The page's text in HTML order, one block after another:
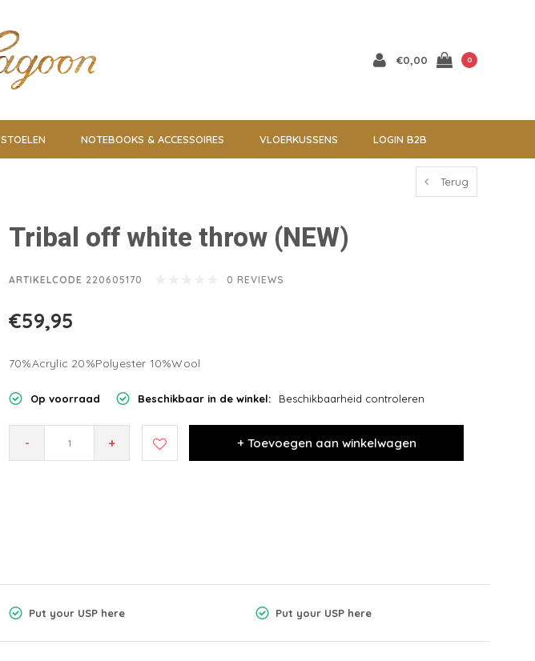
€0,00 0
STOELEN NOTEBOOKS & ACCESSOIRES VLOERKUSSENS LOGIN B2B
Terug
Tribal off white throw (NEW)
ARTIKELCODE 220605170 0 REVIEWS
€59,95
70%Acrylic 20%Polyester 10%Wool
Op voorraad Beschikbaar in de winkel: Beschikbaarheid controleren
- + + Toevoegen aan winkelwagen
Put your USP here Put your USP here